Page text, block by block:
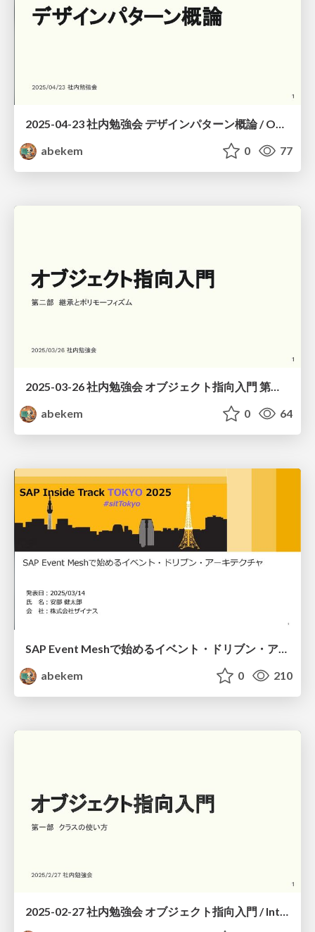
2025-04-23 社内勉強会 デザインパターン概論 / Overview of Design Patterns
abekem
0 77
2025-03-26 社内勉強会 オブジェクト指向入門 第二部 / Introduction to Object-Oriented Part2
abekem
0 64
SAP Event Meshで始めるイベント・ドリブン・アーキテクチャ / Getting Started with Event-Driven Architecture Using SAP Event Mesh
abekem
0 210